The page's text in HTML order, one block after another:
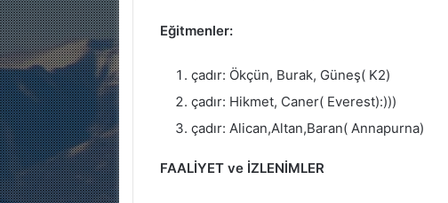
Eğitmenler:
çadır: Ökçün, Burak, Güneş( K2)
çadır: Hikmet, Caner( Everest):)))
çadır: Alican,Altan,Baran( Annapurna)
FAALİYET ve İZLENİMLER